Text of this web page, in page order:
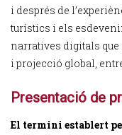
i després de
turístics i els
narratives digitals
i projecció global,
Presentació de
El termini establert